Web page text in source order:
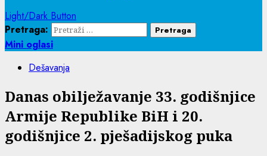
Light/Dark Button
Pretraga:
Mini oglasi
Dešavanja
Danas obilježavanje 33. godišnjice
Armije Republike BiH i 20.
godišnjice 2. pješadijskog puka